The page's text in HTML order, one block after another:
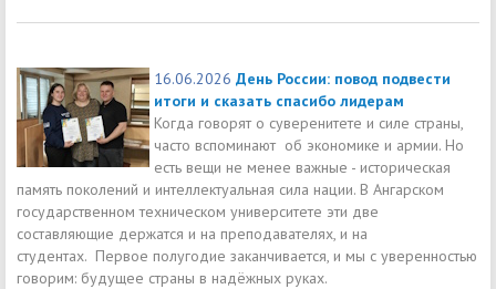
16.06.2026 День России: повод подвести
итоги и сказать спасибо лидерам
Когда говорят о суверенитете и силе страны,
часто вспоминают об экономике и армии. Но
есть вещи не менее важные - историческая
память поколений и интеллектуальная сила нации. В Ангарском
государственном техническом университете эти две
составляющие держатся и на преподавателях, и на
студентах. Первое полугодие заканчивается, и мы с уверенностью
говорим: будущее страны в надёжных руках.